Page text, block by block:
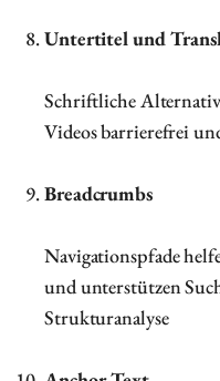
Untertitel und
Schriftliche
Videos barrierefrei
Breadcrumbs
Navigationspfade
und unterstützen
Strukturanalyse